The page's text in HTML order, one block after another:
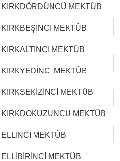
KIRKDÖRDÜNCÜ MEKTÛB
KIRKBEŞİNCİ MEKTÛB
KIRKALTINCI MEKTÛB
KIRKYEDİNCİ MEKTÛB
KIRKSEKİZİNCİ MEKTÛB
KIRKDOKUZUNCU MEKTÛB
ELLİNCİ MEKTÛB
ELLİBİRİNCİ MEKTÛB